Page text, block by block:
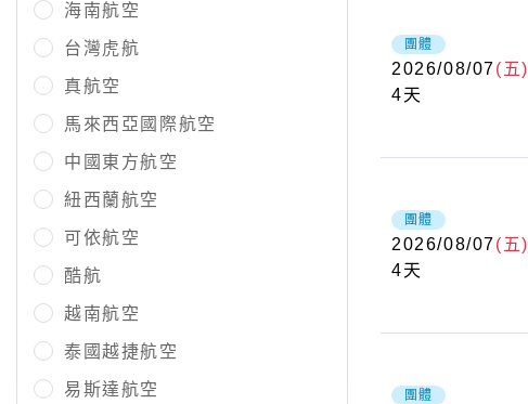
海南航空
台灣虎航
真航空
馬來西亞國際航空
中國東方航空
紐西蘭航空
可依航空
酷航
越南航空
泰國越捷航空
易斯達航空
團體
2026/08/07(五)
4天
團體
2026/08/07(五)
4天
團體